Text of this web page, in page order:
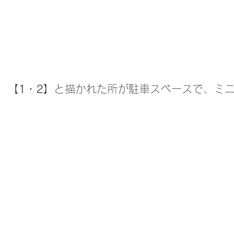
【1・2】
と描かれた所が駐車スペースで、ミニ